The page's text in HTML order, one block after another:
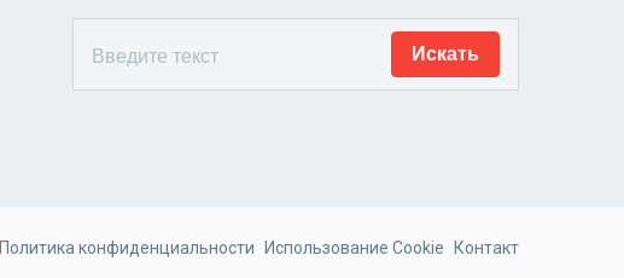
Политика конфиденциальности Использование Cookie Контакт